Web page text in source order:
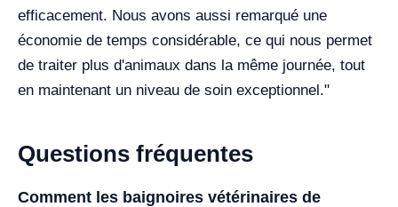
efficacement. Nous avons aussi remarqué une
économie de temps considérable, ce qui nous permet
de traiter plus d'animaux dans la même journée, tout
en maintenant un niveau de soin exceptionnel."
Questions fréquentes
Comment les baignoires vétérinaires de